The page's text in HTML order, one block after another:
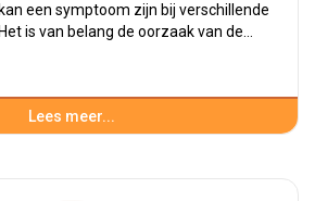
een symptoom zijn bij verschillende
is van belang de oorzaak van de…
Lees meer...